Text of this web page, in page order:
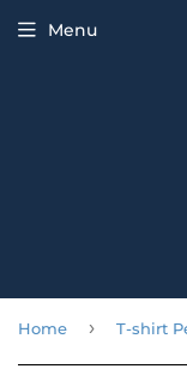
Menu
Home ›